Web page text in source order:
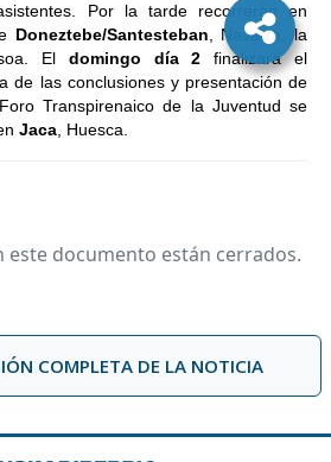
Por la tarde recorrerán en
Doneztebe/Santesteban , Navarra, la
El domingo día 2 finalizará el
de las conclusiones y presentación de
Transpirenaico de la Juventud se
Jaca , Huesca.
este documento están cerrados.
COMPLETA DE LA NOTICIA